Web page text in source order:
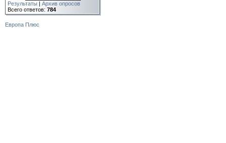
Результаты | Архив опросов
Всего ответов: 784
Европа Плюс